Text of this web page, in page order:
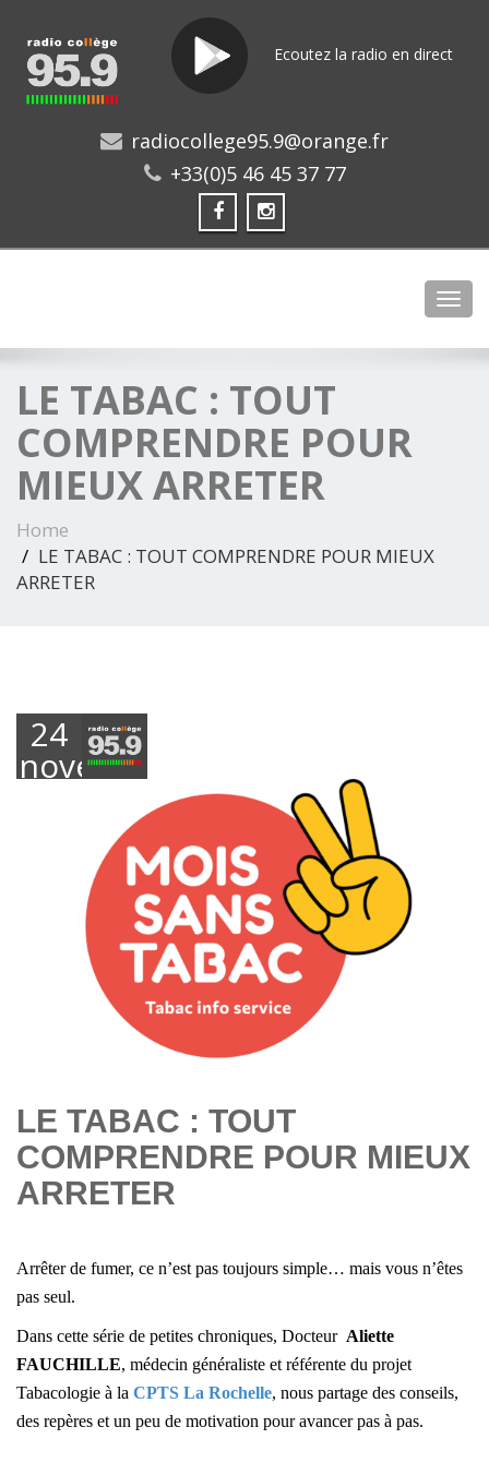
Ecoutez la radio en direct
radiocollege95.9@orange.fr
+33(0)5 46 45 37 77
LE TABAC : TOUT
COMPRENDRE POUR
MIEUX ARRETER
Home
LE TABAC : TOUT COMPRENDRE POUR MIEUX
ARRETER
24
novembre
LE TABAC : TOUT
COMPRENDRE POUR MIEUX
ARRETER
Arrêter de fumer, ce n’est pas toujours simple… mais vous n’êtes
pas seul.
Dans cette série de petites chroniques, Docteur Aliette
FAUCHILLE, médecin généraliste et référente du projet
Tabacologie à la CPTS La Rochelle, nous partage des conseils,
des repères et un peu de motivation pour avancer pas à pas.